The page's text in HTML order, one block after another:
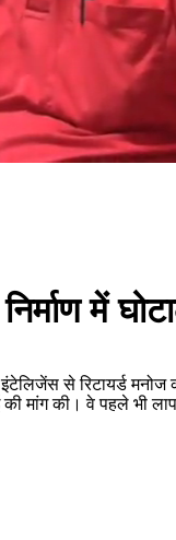
में
इंटेलिजेंस से रिटायर्ड
की मांग की। वे पहले भी